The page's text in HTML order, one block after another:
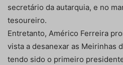
secretário da autarquia, e no
tesoureiro.
Entretanto, Américo Ferreira
vista a desanexar as Meirinhas
tendo sido o primeiro